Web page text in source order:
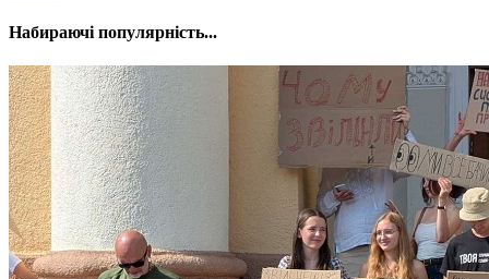
Набираючі популярність...